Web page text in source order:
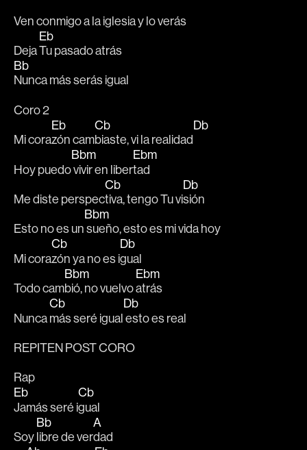
Ven conmigo a la iglesia y lo verás
Deja
Eb
Tu pasado atrás
Bb
Nunca más serás igual
Coro 2
Mi cora
Eb
zón cam
Cb
biaste, vi la realidad
Db
Hoy puedo
Bbm
vivir en liber
Ebm
tad
Me diste perspec
Cb
tiva, tengo Tu vi
Db
sión
Esto no es un
Bbm
sueño, esto es mi vida hoy
Mi cora
Cb
zón ya no es i
Db
gual
Todo cam
Bbm
bió, no vuelvo
Ebm
atrás
Nunca
Cb
más seré igual
Db
esto es real
REPITEN POST CORO
Rap
Eb
Jamás seré i
Cb
gual
Soy
Bb
libre de ver
A
dad